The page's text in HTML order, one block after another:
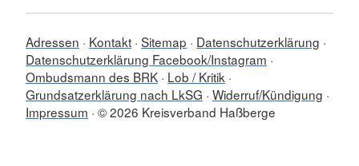
Adressen Kontakt Sitemap
Datenschutzerklärung
Datenschutzerklärung Facebook/Instagram
Ombudsmann des BRK Lob / Kritik
Grundsatzerklärung nach LkSG Widerruf/Kündigung
Impressum © 2026 Kreisverband Haßberge